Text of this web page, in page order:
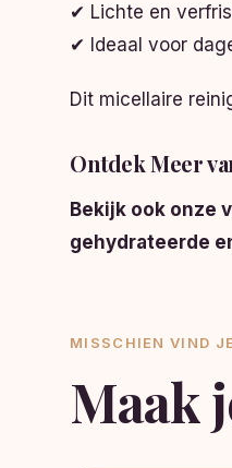
✔ Lichte en
✔ Ideaal voor
Dit micellaire
Ontdek Meer
Bekijk ook onze
gehydrateerde
MISSCHIEN VIND
Maak